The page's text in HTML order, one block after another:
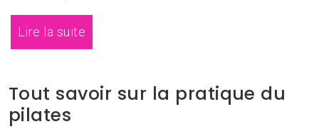
Lire la suite
Tout savoir sur la pratique du
pilates